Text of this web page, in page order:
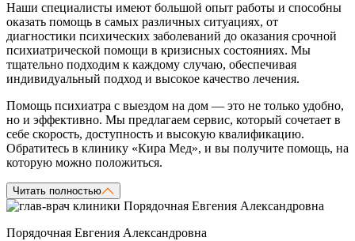
Наши специалисты имеют большой опыт работы и способны
оказать помощь в самых различных ситуациях, от
диагностики психических заболеваний до оказания срочной
психиатрической помощи в кризисных состояниях. Мы
тщательно подходим к каждому случаю, обеспечивая
индивидуальный подход и высокое качество лечения.
Помощь психиатра с выездом на дом — это не только удобно,
но и эффективно. Мы предлагаем сервис, который сочетает в
себе скорость, доступность и высокую квалификацию.
Обратитесь в клинику «Кира Мед», и вы получите помощь, на
которую можно положиться.
Читать полностью
Порядочная Евгения Александровна